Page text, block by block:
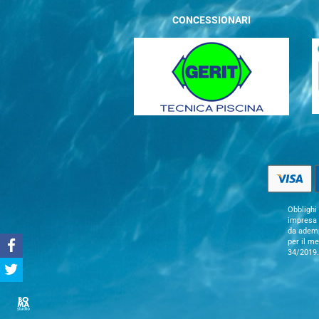
CONCESSIONARI
impresa
da
per il
34/2019.